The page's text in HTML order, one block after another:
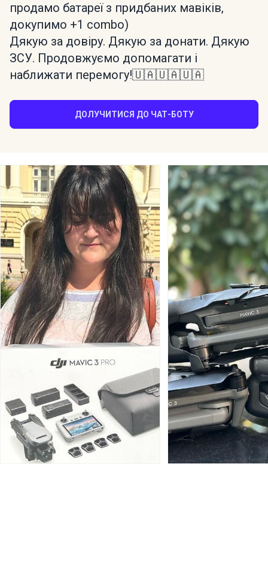
продамо батареї з придбаних мавіків,
докупимо +1 combo)
Дякую за довіру. Дякую за донати. Дякую
ЗСУ. Продовжуємо допомагати і
наближати перемогу!🇺🇦🇺🇦🇺🇦
ДОЛУЧИТИСЯ ДО ЧАТ-БОТУ